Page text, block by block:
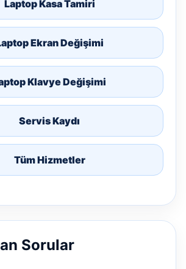
Laptop Kasa Tamiri
Ekran Değişimi
Klavye Değişimi
Servis Kaydı
Tüm Hizmetler
Sorular